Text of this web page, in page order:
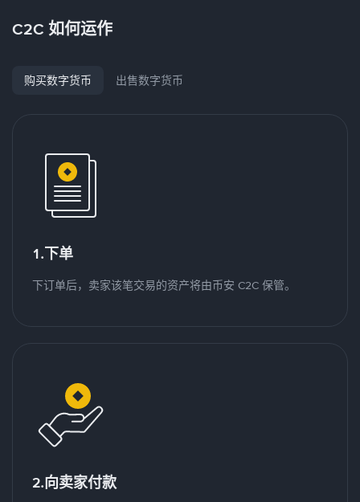
C2C 如何运作
购买数字货币 出售数字货币
1.下单
下订单后，卖家该笔交易的资产将由币安 C2C 保管。
2.向卖家付款